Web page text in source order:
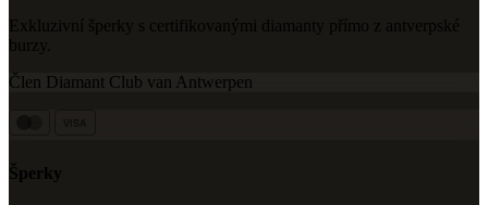
Exkluzivní šperky s certifikovanými diamanty přímo z antverpské
burzy.
Člen Diamant Club van Antwerpen
Šperky